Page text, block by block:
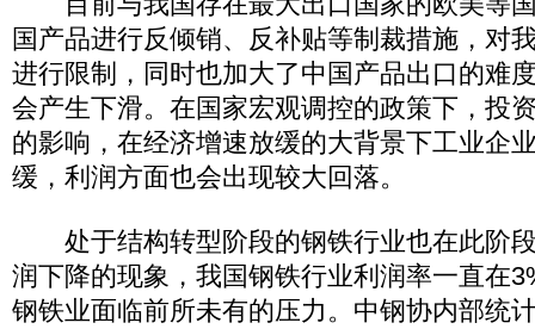
国产品进行反倾销、反补贴等制裁措施，对
进行限制，同时也加大了中国产品出口的难
会产生下滑。在国家宏观调控的政策下，投
的影响，在经济增速放缓的大背景下工业企
缓，利润方面也会出现较大回落。
处于结构转型阶段的钢铁行业也在此阶
润下降的现象，我国钢铁行业利润率一直在
钢铁业面临前所未有的压力。中钢协内部统